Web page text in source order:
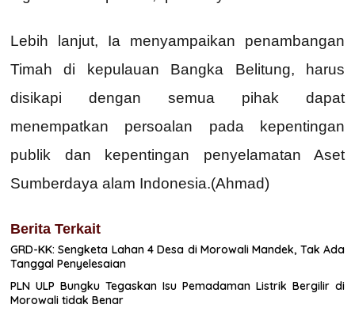
Lebih lanjut, Ia menyampaikan penambangan
Timah di kepulauan Bangka Belitung, harus
disikapi dengan semua pihak dapat
menempatkan persoalan pada kepentingan
publik dan kepentingan penyelamatan Aset
Sumberdaya alam Indonesia.(Ahmad)
Berita Terkait
GRD-KK: Sengketa Lahan 4 Desa di Morowali Mandek, Tak Ada
Tanggal Penyelesaian
PLN ULP Bungku Tegaskan Isu Pemadaman Listrik Bergilir di
Morowali tidak Benar